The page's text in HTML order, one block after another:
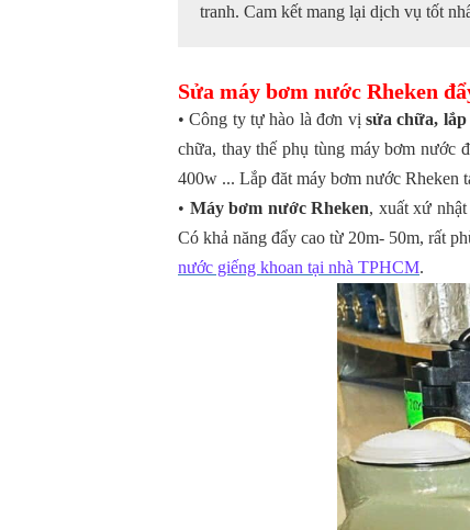
tranh. Cam kết mang lại dịch vụ tốt
Sửa máy bơm nước Rheken
• Công ty tự hào là đơn vị sửa chữa,
chữa, thay thế phụ tùng máy bơm nước
400w ... Lắp đăt máy bơm nước Rheken
• Máy bơm nước Rheken, xuất xứ
Có khả năng đẩy cao từ 20m- 50m, rất
nước giếng khoan tại nhà TPHCM.